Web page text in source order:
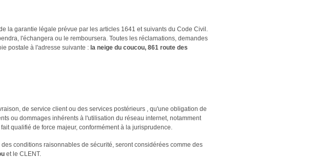
la garantie légale prévue par les articles 1641 et suivants du Code Civil.
l'échangera ou le remboursera. Toutes les réclamations, demandes
postale à l'adresse suivante : la neige du coucou, 861 route des
de service client ou des services postérieurs , qu'une obligation de
ou dommages inhérents à l'utilisation du réseau internet, notamment
qualifié de force majeur, conformément à la jurisprudence.
des conditions raisonnables de sécurité, seront considérées comme des
et le CLENT.